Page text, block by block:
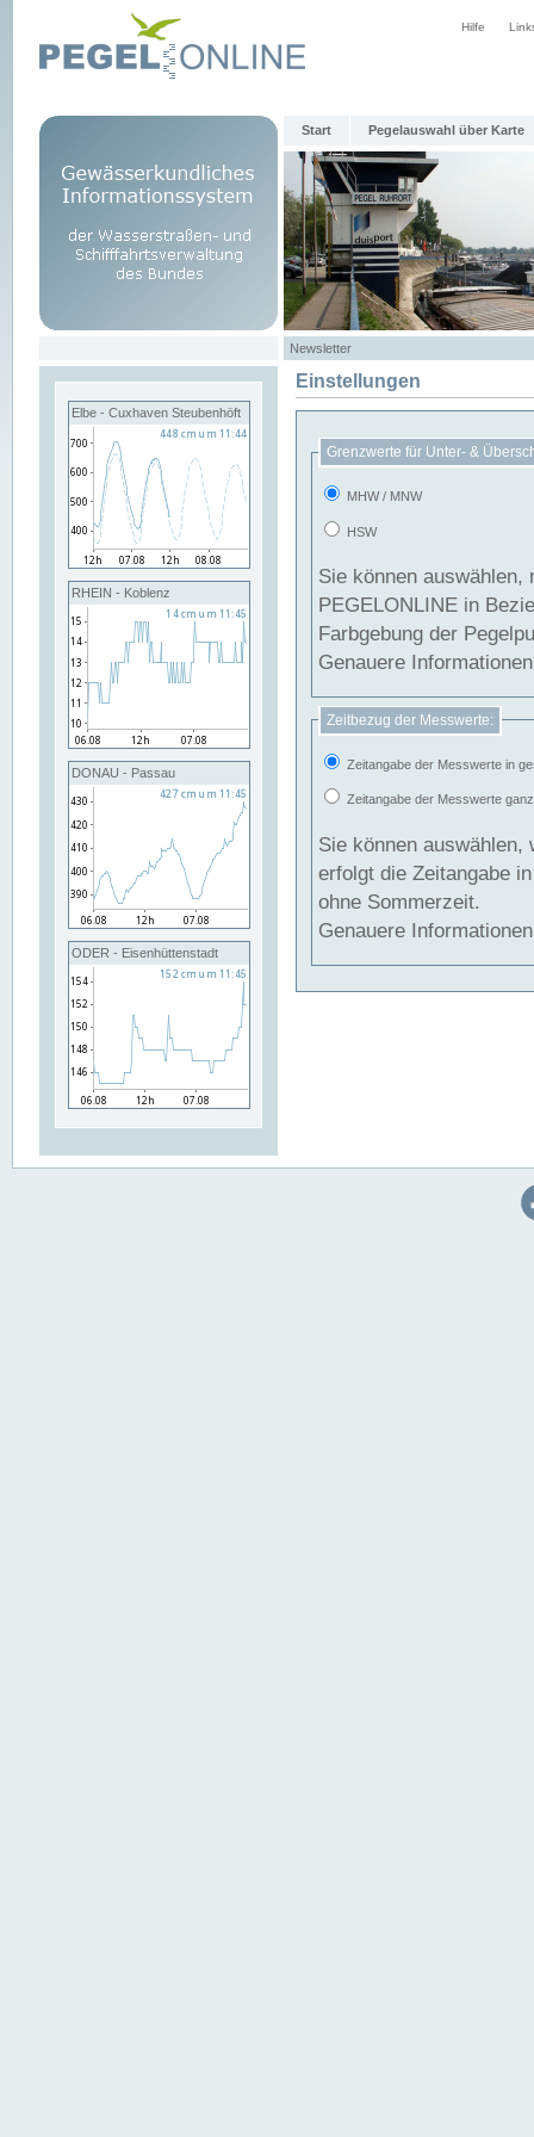
Hilfe
Start Pegelauswahl über Karte
Newsletter
Elbe - Cuxhaven Steubenhöft
RHEIN - Koblenz
DONAU - Passau
ODER - Eisenhüttenstadt
Einstellungen
Grenzwerte für Unter- &
MHW / MNW
HSW
Sie können
PEGELONLINE in Beziehung
Farbgebung der
Genauere
Zeitbezug der Messwerte:
Zeitangabe der Messwerte in
Zeitangabe der Messwerte
Sie können auswählen,
erfolgt die Zeitangabe
ohne Sommerzeit.
Genauere